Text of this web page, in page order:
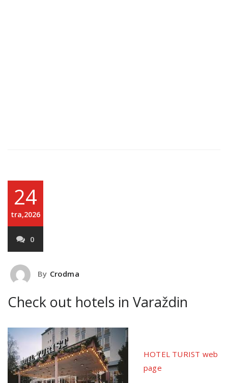
24
tra,2026
0
By Crodma
Check out hotels in Varaždin
HOTEL TURIST web
page